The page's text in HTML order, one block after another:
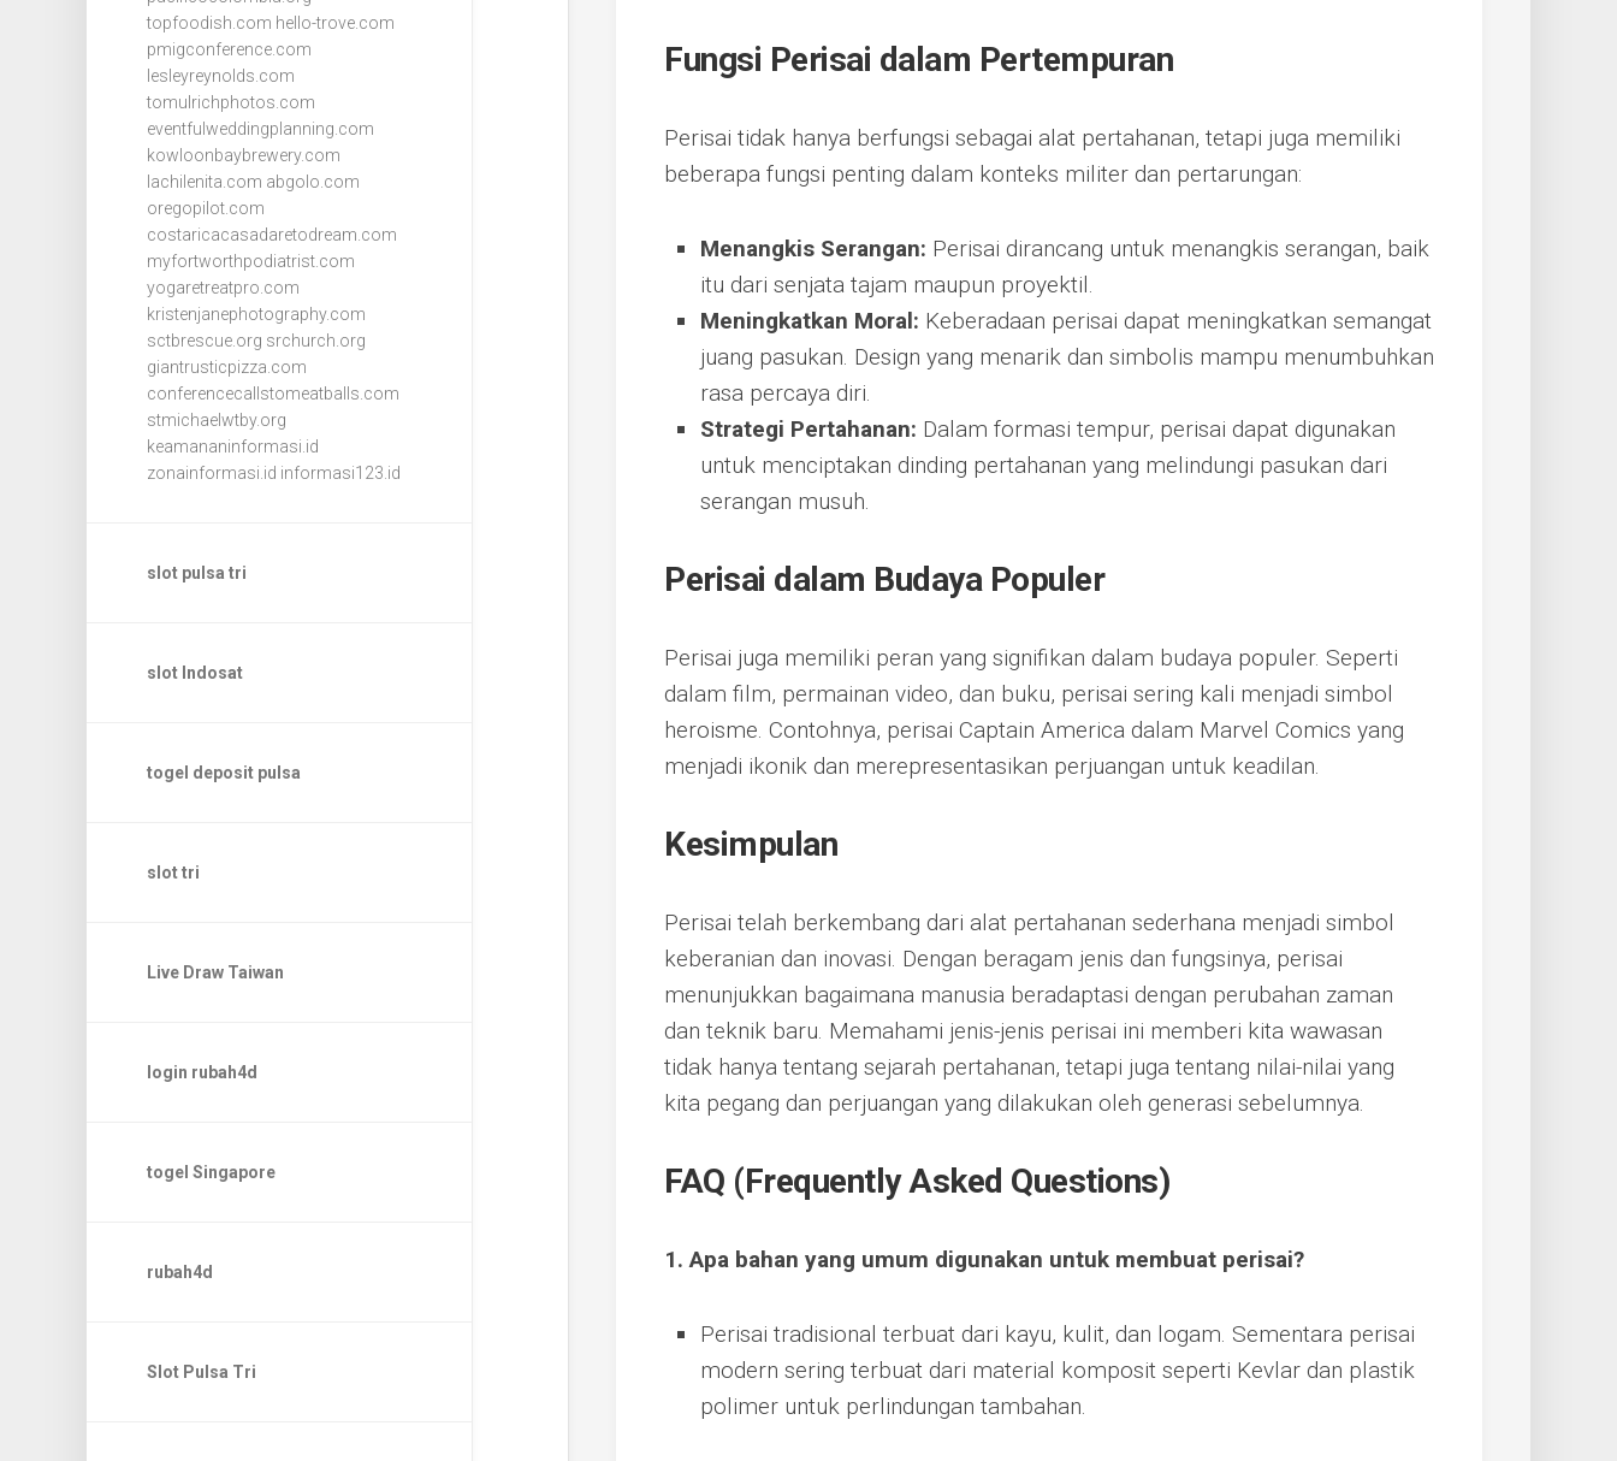
topfoodish.com hello-trove.com
pmigconference.com
lesleyreynolds.com
tomulrichphotos.com
eventfulweddingplanning.com
kowloonbaybrewery.com
lachilenita.com abgolo.com
oregopilot.com
costaricacasadaretodream.com
myfortworthpodiatrist.com
yogaretreatpro.com
kristenjanephotography.com
sctbrescue.org srchurch.org
giantrusticpizza.com
conferencecallstomeatballs.com
stmichaelwtby.org
keamananinformasi.id
zonainformasi.id informasi123.id
slot pulsa tri
slot Indosat
togel deposit pulsa
slot tri
Live Draw Taiwan
login rubah4d
togel Singapore
rubah4d
Slot Pulsa Tri
Fungsi Perisai dalam Pertempuran
Perisai tidak hanya berfungsi sebagai alat pertahanan, tetapi juga memiliki
beberapa fungsi penting dalam konteks militer dan pertarungan:
Menangkis Serangan: Perisai dirancang untuk menangkis serangan, baik
itu dari senjata tajam maupun proyektil.
Meningkatkan Moral: Keberadaan perisai dapat meningkatkan semangat
juang pasukan. Design yang menarik dan simbolis mampu menumbuhkan
rasa percaya diri.
Strategi Pertahanan: Dalam formasi tempur, perisai dapat digunakan
untuk menciptakan dinding pertahanan yang melindungi pasukan dari
serangan musuh.
Perisai dalam Budaya Populer
Perisai juga memiliki peran yang signifikan dalam budaya populer. Seperti
dalam film, permainan video, dan buku, perisai sering kali menjadi simbol
heroisme. Contohnya, perisai Captain America dalam Marvel Comics yang
menjadi ikonik dan merepresentasikan perjuangan untuk keadilan.
Kesimpulan
Perisai telah berkembang dari alat pertahanan sederhana menjadi simbol
keberanian dan inovasi. Dengan beragam jenis dan fungsinya, perisai
menunjukkan bagaimana manusia beradaptasi dengan perubahan zaman
dan teknik baru. Memahami jenis-jenis perisai ini memberi kita wawasan
tidak hanya tentang sejarah pertahanan, tetapi juga tentang nilai-nilai yang
kita pegang dan perjuangan yang dilakukan oleh generasi sebelumnya.
FAQ (Frequently Asked Questions)
1. Apa bahan yang umum digunakan untuk membuat perisai?
Perisai tradisional terbuat dari kayu, kulit, dan logam. Sementara perisai
modern sering terbuat dari material komposit seperti Kevlar dan plastik
polimer untuk perlindungan tambahan.